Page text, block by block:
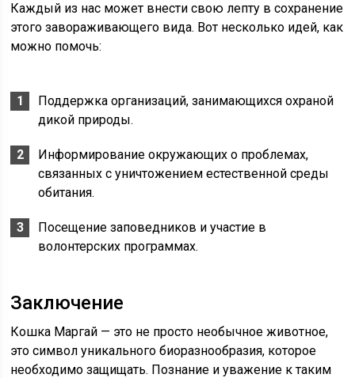
Каждый из нас может внести свою лепту в сохранение
этого завораживающего вида. Вот несколько идей, как
можно помочь:
Поддержка организаций, занимающихся охраной
дикой природы.
Информирование окружающих о проблемах,
связанных с уничтожением естественной среды
обитания.
Посещение заповедников и участие в
волонтерских программах.
Заключение
Кошка Маргай — это не просто необычное животное,
это символ уникального биоразнообразия, которое
необходимо защищать. Познание и уважение к таким